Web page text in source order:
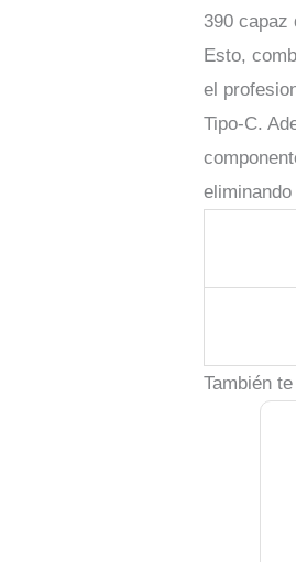
390 capaz
Esto,
el
Tipo-C.
También